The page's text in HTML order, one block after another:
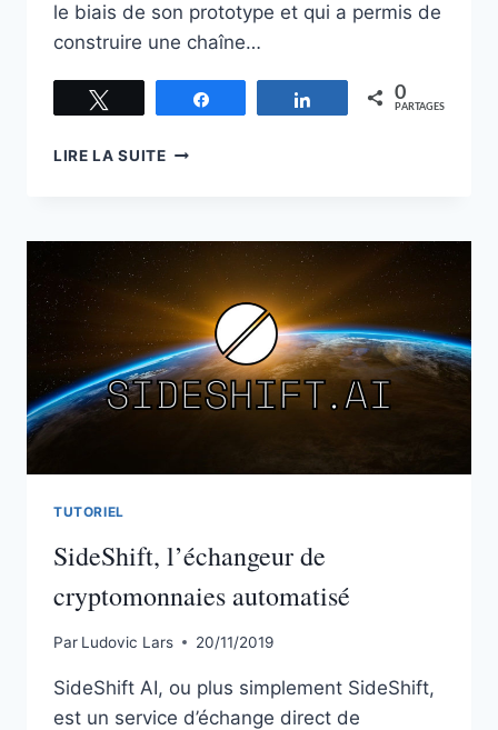
le biais de son prototype et qui a permis de
construire une chaîne…
Partagez 0
PARTAGES
LIRE LA SUITECOMMENT
TUTORIEL
SideShift, l’échangeur de
cryptomonnaies automatisé
Par Ludovic Lars 20/11/2019
SideShift AI, ou plus simplement SideShift,
est un service d’échange direct de